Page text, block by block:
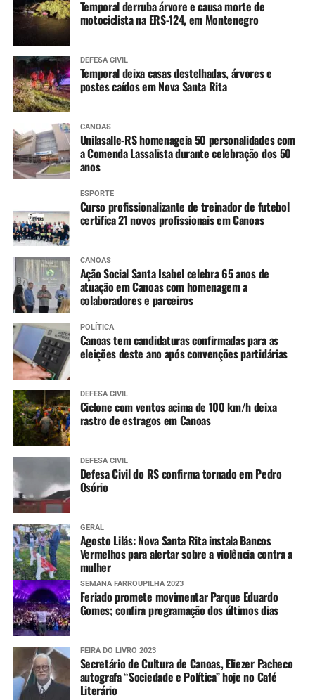
Temporal derruba árvore e causa morte de
motociclista na ERS-124, em Montenegro
DEFESA CIVIL
Temporal deixa casas destelhadas, árvores e
postes caídos em Nova Santa Rita
CANOAS
Unilasalle-RS homenageia 50 personalidades com
a Comenda Lassalista durante celebração dos 50
anos
ESPORTE
Curso profissionalizante de treinador de futebol
certifica 21 novos profissionais em Canoas
CANOAS
Ação Social Santa Isabel celebra 65 anos de
atuação em Canoas com homenagem a
colaboradores e parceiros
POLÍTICA
Canoas tem candidaturas confirmadas para as
eleições deste ano após convenções partidárias
DEFESA CIVIL
Ciclone com ventos acima de 100 km/h deixa
rastro de estragos em Canoas
DEFESA CIVIL
Defesa Civil do RS confirma tornado em Pedro
Osório
GERAL
Agosto Lilás: Nova Santa Rita instala Bancos
Vermelhos para alertar sobre a violência contra a
mulher
SEMANA FARROUPILHA 2023
Feriado promete movimentar Parque Eduardo
Gomes; confira programação dos últimos dias
FEIRA DO LIVRO 2023
Secretário de Cultura de Canoas, Eliezer Pacheco
autografa “Sociedade e Política” hoje no Café
Literário